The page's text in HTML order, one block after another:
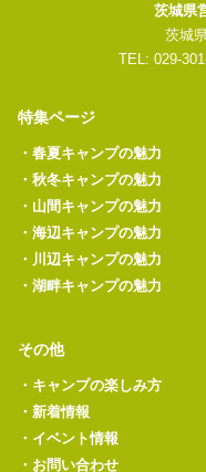
茨城県
茨城
TEL: 029-
特集ページ
・ 春夏キャンプの魅力
・ 秋冬キャンプの魅力
・ 山間キャンプの魅力
・ 海辺キャンプの魅力
・ 川辺キャンプの魅力
・ 湖畔キャンプの魅力
その他
・ キャンプの楽しみ方
・ 新着情報
・ イベント情報
・ お問い合わせ